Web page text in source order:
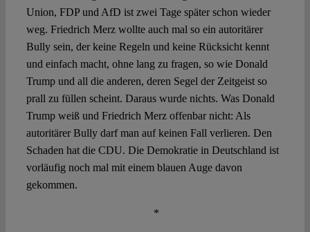
Union, FDP und AfD ist zwei Tage später schon wieder
weg. Friedrich Merz wollte auch mal so ein autoritärer
Bully sein, der keine Regeln und keine Rücksicht kennt
und einfach macht, ohne lang zu fragen, so wie Donald
Trump und all die anderen, deren Segel der Zeitgeist so
prall zu füllen scheint. Daraus wurde nichts. Was Donald
Trump weiß und Friedrich Merz offenbar nicht: Als
autoritärer Bully darf man auf keinen Fall verlieren. Den
Schaden hat die CDU. Die Demokratie in Deutschland ist
vorläufig noch mal mit einem blauen Auge davon
gekommen.
*